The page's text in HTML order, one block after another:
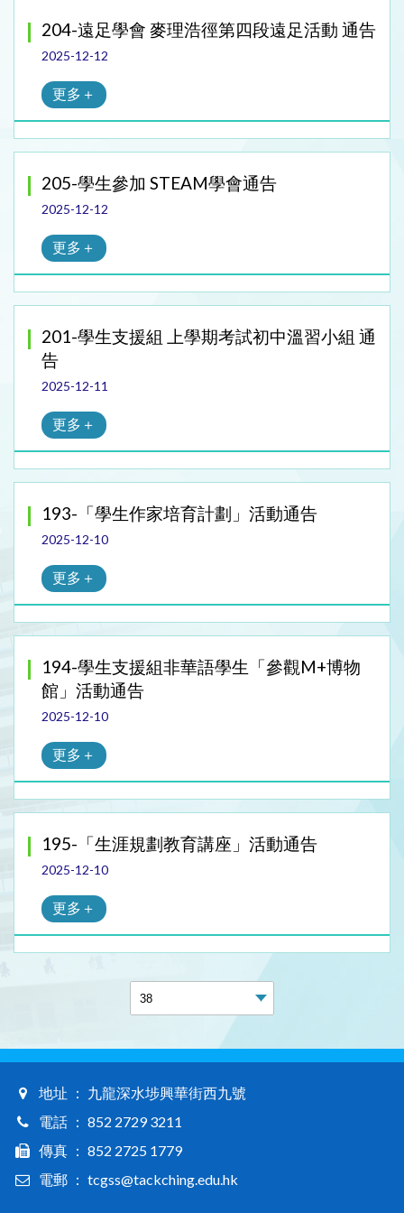
204-遠足學會 麥理浩徑第四段遠足活動 通告
2025-12-12
更多＋
205-學生參加 STEAM學會通告
2025-12-12
更多＋
201-學生支援組 上學期考試初中溫習小組 通
告
2025-12-11
更多＋
193-「學生作家培育計劃」活動通告
2025-12-10
更多＋
194-學生支援組非華語學生「參觀M+博物
館」活動通告
2025-12-10
更多＋
195-「生涯規劃教育講座」活動通告
2025-12-10
更多＋
地址 ： 九龍深水埗興華街西九號
電話 ： 852 2729 3211
傳真 ： 852 2725 1779
電郵 ： tcgss@tackching.edu.hk